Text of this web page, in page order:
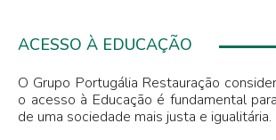
ACESSO À EDUCAÇÃO
O Grupo Portugália Restauração
o acesso à Educação é fundamental
de uma sociedade mais justa e igualitária.